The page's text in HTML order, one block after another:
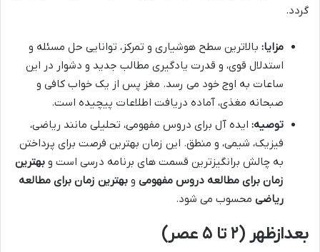
گردد.
مزایا: بالاترین سطح هوشیاری و تمرکز، توانایی حل مسئله و
استدلال قوی، و قدرت یادگیری مطالب جدید و دشوار در این
ساعات به اوج خود می رسد. مغز پس از یک خواب کافی و
صبحانه مغذی، آماده دریافت اطلاعات پیچیده است.
توصیه: ایده آل برای دروس مفهومی، تحلیلی مانند ریاضی،
فیزیک، شیمی، و منطق. این زمان بهترین فرصت برای پرداختن
به چالش برانگیزترین قسمت های برنامه درسی است و بهترین
زمان برای مطالعه دروس مفهومی و بهترین زمان برای مطالعه
ریاضی محسوب می شود.
بعدازظهر (۲ تا ۵ عصر)